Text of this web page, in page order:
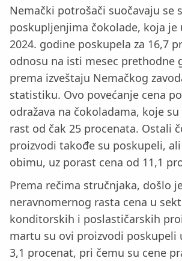
Nemački potrošači suočavaju se
poskupljenjima čokolade, koja je
2024. godine poskupela za 16,7
odnosu na isti mesec prethodne
prema izveštaju Nemačkog
statistiku. Ovo povećanje cena
odražava na čokoladama, koje su
rast od čak 25 procenata. Ostali
proizvodi takođe su poskupeli,
obimu, uz porast cena od 11,1
Prema rečima stručnjaka, došlo
neravnomernog rasta cena u
konditorskih i poslastičarskih
martu su ovi proizvodi poskupeli
3,1 procenat, pri čemu su cene